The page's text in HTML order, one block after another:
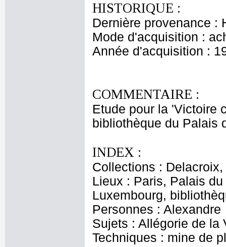
HISTORIQUE :
Dernière provenance :
Mode d'acquisition :
Année d'acquisition :
COMMENTAIRE :
Etude pour la 'Victoire
bibliothèque du Palais
INDEX :
Collections :
Lieux : Paris, Palais
Luxembourg,
Personnes : Alexandre
Sujets : Allégorie de la
Techniques : mine de